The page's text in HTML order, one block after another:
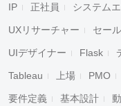
IP 正社員 システム
UXリサーチャー セー
UIデザイナー Flask
Tableau 上場 PMO
要件定義 基本設計